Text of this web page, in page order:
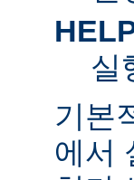
실
기본
에서